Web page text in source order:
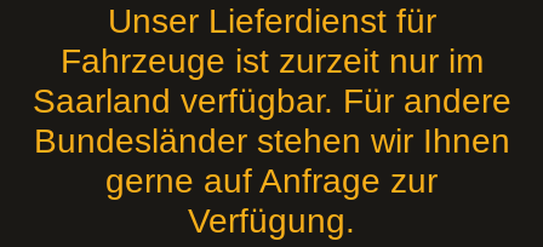
Unser Lieferdienst für
Fahrzeuge ist zurzeit nur im
Saarland verfügbar. Für andere
Bundesländer stehen wir Ihnen
gerne auf Anfrage zur
Verfügung.